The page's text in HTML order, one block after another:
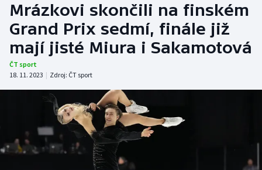
Hokej
Tenis
Atletika
Cyklistika
DALŠÍ SPORTY
Mrázkovi skončili na finském
Grand Prix sedmí, finále již
mají jisté Miura i Sakamotová
ČT sport
18. 11. 2023 | Zdroj: ČT sport